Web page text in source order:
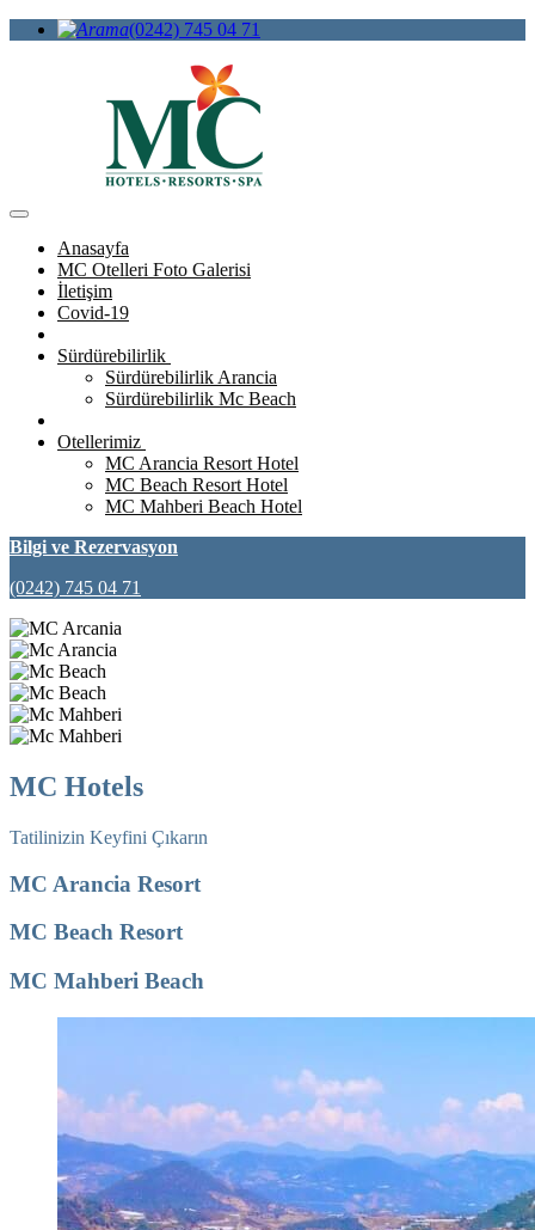
(0242) 745 04 71
Anasayfa
MC Otelleri Foto Galerisi
İletişim
Covid-19
Sürdürebilirlik
Sürdürebilirlik Arancia
Sürdürebilirlik Mc Beach
Otellerimiz
MC Arancia Resort Hotel
MC Beach Resort Hotel
MC Mahberi Beach Hotel
Bilgi ve Rezervasyon
(0242) 745 04 71
MC Hotels
Tatilinizin Keyfini Çıkarın
MC Arancia Resort
MC Beach Resort
MC Mahberi Beach